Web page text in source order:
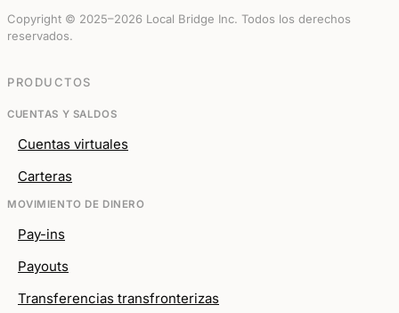
Copyright © 2025–2026 Local Bridge Inc. Todos los derechos
reservados.
PRODUCTOS
CUENTAS Y SALDOS
Cuentas virtuales
Carteras
MOVIMIENTO DE DINERO
Pay-ins
Payouts
Transferencias transfronterizas